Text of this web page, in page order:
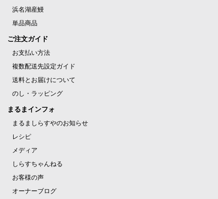
浜名湖産鰻
単品商品
ご注文ガイド
お支払い方法
複数配送先設定ガイド
送料とお届けについて
のし・ラッピング
まるまインフォ
まるましらすやのお知らせ
レシピ
メディア
しらすちゃんねる
お客様の声
オーナーブログ